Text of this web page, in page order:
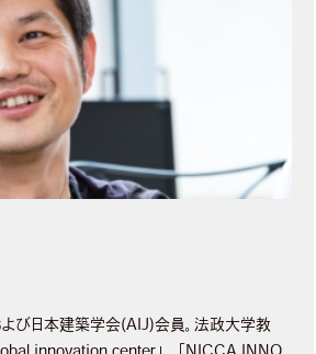
び日本建築学会(AIJ)会員。法政大学教